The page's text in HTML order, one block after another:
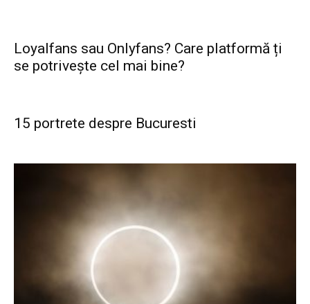
Loyalfans sau Onlyfans? Care platformă ți
se potrivește cel mai bine?
15 portrete despre Bucuresti